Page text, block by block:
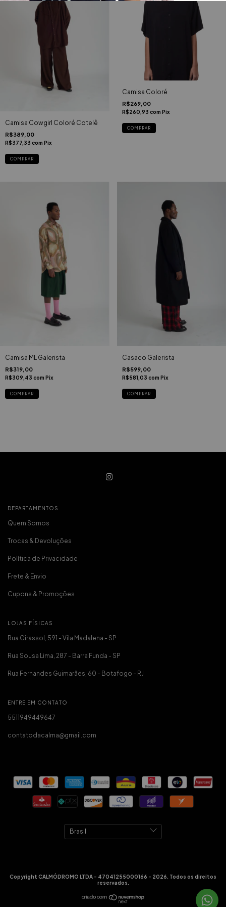
Camisa Cowgirl Coloré Cotelê
R$389,00
R$377,33 com Pix
COMPRAR
Camisa Coloré
R$269,00
R$260,93 com Pix
COMPRAR
Camisa ML Galerista
R$319,00
R$309,43 com Pix
COMPRAR
Casaco Galerista
R$599,00
R$581,03 com Pix
COMPRAR
DEPARTAMENTOS
Quem Somos
Trocas & Devoluções
Política de Privacidade
Frete & Envio
Cupons & Promoções
LOJAS FÍSICAS
Rua Girassol, 591 - Vila Madalena - SP
Rua Sousa Lima, 287 - Barra Funda - SP
Rua Fernandes Guimarães, 60 - Botafogo - RJ
ENTRE EM CONTATO
5511949449647
contatodacalma@gmail.com
Copyright CALMÓDROMO LTDA - 47041255000166 - 2026. Todos os direitos
reservados.